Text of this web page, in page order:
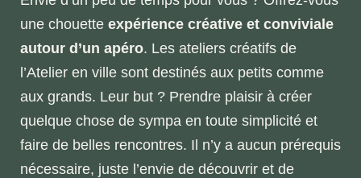
une chouette expérience créative et conviviale
autour d’un apéro. Les ateliers créatifs de
l’Atelier en ville sont destinés aux petits comme
aux grands. Leur but ? Prendre plaisir à créer
quelque chose de sympa en toute simplicité et
faire de belles rencontres. Il n’y a aucun prérequis
nécessaire, juste l’envie de découvrir et de